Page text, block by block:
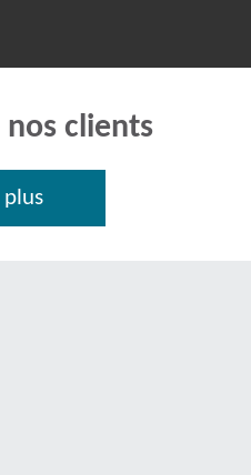
nos clients
plus